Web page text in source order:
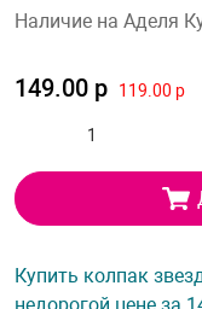
Наличие на Аделя
149.00 р 119.00 р
Купить колпак